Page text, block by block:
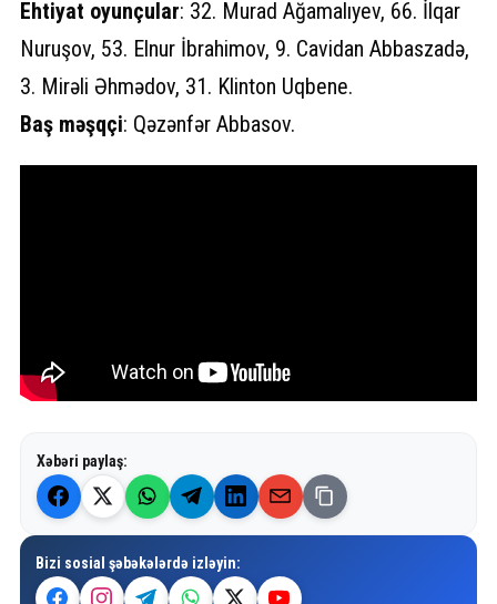
Ehtiyat oyunçular: 32. Murad Ağamalıyev, 66. İlqar
Nuruşov, 53. Elnur İbrahimov, 9. Cavidan Abbaszadə,
3. Mirəli Əhmədov, 31. Klinton Uqbene.
Baş məşqçi: Qəzənfər Abbasov.
Xəbəri paylaş:
Bizi sosial şəbəkələrdə izləyin: